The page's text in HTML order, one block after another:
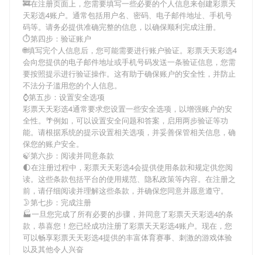
🚒在注册页面上，您需要填写一些必要的个人信息来创建彩票天
天彩选4账户。通常包括用户名、密码、电子邮件地址、手机号
码等。请务必提供准确完整的信息，以确保顺利完成注册。
⏱第四步：验证账户
🌐填写完个人信息后，您可能需要进行账户验证。 彩票天天彩选4
会向您提供的电子邮件地址或手机号码发送一条验证信息，您需
要按照提示进行验证操作。这有助于确保账户的安全性，并防止
不法分子滥用您的个人信息。
⌚️第五步：设置安全选项
彩票天天彩选4通常要求您设置一些安全选项，以增强账户的安
全性。🌴例如，可以设置安全问题和答案，启用两步验证等功
能。请根据系统的提示设置相关选项，并妥善保管相关信息，确
保您的账户安全。
🍃第六步：阅读并同意条款
🌓在注册过程中， 彩票天天彩选4会提供使用条款和规定供您阅
读。这些条款包括平台的使用规范、隐私政策等内容。在注册之
前，请仔细阅读并理解这些条款，并确保您同意并愿意遵守。
🌛第七步：完成注册
🏭一旦您完成了所有必要的步骤，并同意了彩票天天彩选4的条
款，恭喜您！您已经成功注册了彩票天天彩选4账户。现在，您
可以畅享彩票天天彩选4提供的丰富体育赛事、刺激的游戏体验
以及其他令人兴奋